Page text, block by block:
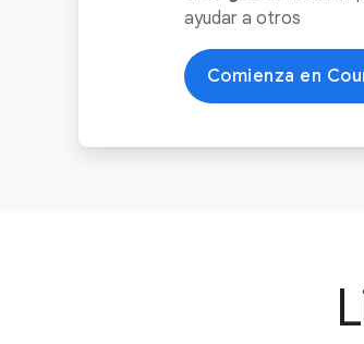
ayudar a otros
Comienza en